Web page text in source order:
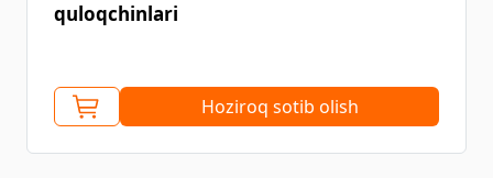
quloqchinlari
Hoziroq sotib olish